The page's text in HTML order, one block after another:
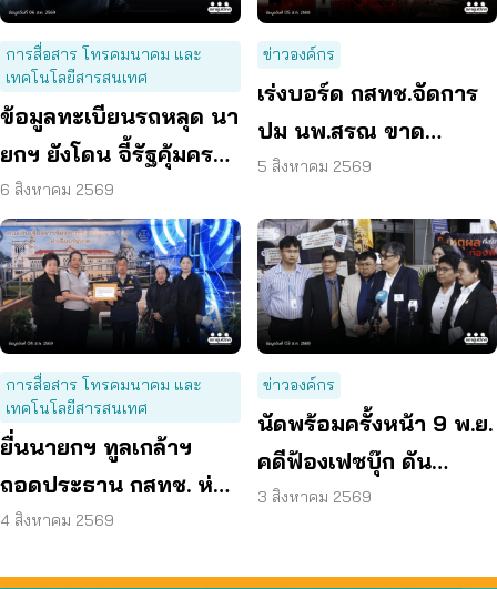
การสื่อสาร โทรคมนาคม และ
เทคโนโลยีสารสนเทศ
ข้อมูลทะเบียนรถหลุด นา
ยกฯ ยังโดน จี้รัฐคุ้มครอง
ข้อมูลส่วนบุคคล
6 สิงหาคม 2569
ข่าวองค์กร
เร่งบอร์ด กสทช.จัดการ
ปม นพ.สรณ ขาด
คุณสมบัติ ตามมติ
5 สิงหาคม 2569
การสื่อสาร โทรคมนาคม และ
เทคโนโลยีสารสนเทศ
ยื่นนายกฯ ทูลเกล้าฯ
ถอดประธาน กสทช. ห่วง
คุ้มครองผู้บริโภคสะดุด
4 สิงหาคม 2569
ข่าวองค์กร
นัดพร้อมครั้งหน้า 9 พ.ย.
คดีฟ้องเฟซบุ๊ก ดัน
แพลตฟอร์มร่วมรับผิด
3 สิงหาคม 2569